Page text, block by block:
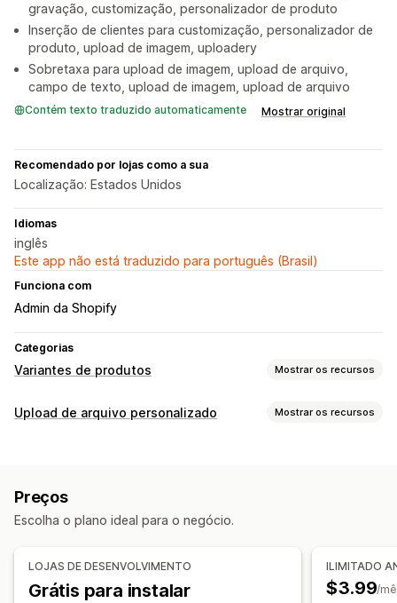
gravação, customização, personalizador de produto
Inserção de clientes para customização, personalizador de
produto, upload de imagem, uploadery
Sobretaxa para upload de imagem, upload de arquivo,
campo de texto, upload de imagem, upload de arquivo
Contém texto traduzido automaticamente Mostrar original
Recomendado por lojas como a sua
Localização: Estados Unidos
Idiomas
inglês
Este app não está traduzido para português (Brasil)
Funciona com
Admin da Shopify
Categorias
Variantes de produtos Mostrar os recursos
Personalização
Pré-visualização
Preços condicionais Preços personalizados
Preços dinâmicos
Complementos
Upload de arquivo personalizado Mostrar os recursos
Gerenciamento de arquivos
Preços
Escolha o plano ideal para o negócio.
LOJAS DE DESENVOLVIMENTO
Grátis para instalar
ILIMITADO
$3.99/